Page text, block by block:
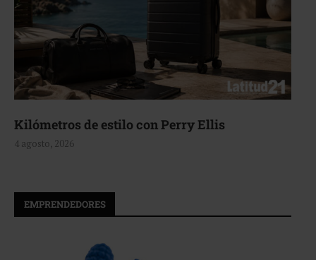
Kilómetros de estilo con Perry Ellis
4 agosto, 2026
EMPRENDEDORES